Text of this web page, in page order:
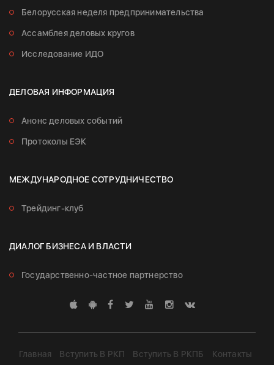
Белорусская неделя предпринимательства
Ассамблея деловых кругов
Исследование ИДО
ДЕЛОВАЯ ИНФОРМАЦИЯ
Анонс деловых событий
Протоколы ЕЭК
МЕЖДУНАРОДНОЕ СОТРУДНИЧЕСТВО
Трейдинг-клуб
ДИАЛОГ БИЗНЕСА И ВЛАСТИ
Государственно-частное партнерство
Главная Вступить В РКП Вступить В РКПБ Контакты